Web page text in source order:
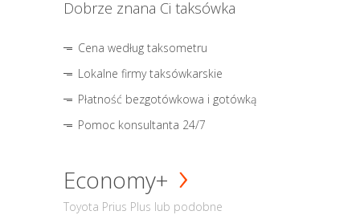
Dobrze znana Ci taksówka
Cena według taksometru
Lokalne firmy taksówkarskie
Płatność bezgotówkowa i gotówką
Pomoc konsultanta 24/7
Economy+
Toyota Prius Plus lub podobne